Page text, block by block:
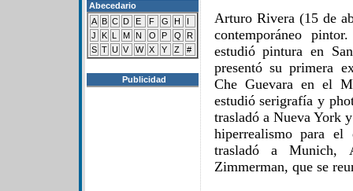
Abecedario
A B C D E F G H
I
J
K L M N O P Q
R
S T U V W X Y Z #
Publicidad
Arturo Rivera (15 de
contemporáneo
estudió pintura en
presentó su primera
Che Guevara en el
estudió serigrafía y
trasladó a Nueva York
hiperrealismo para
trasladó a Munich,
Zimmerman, que se